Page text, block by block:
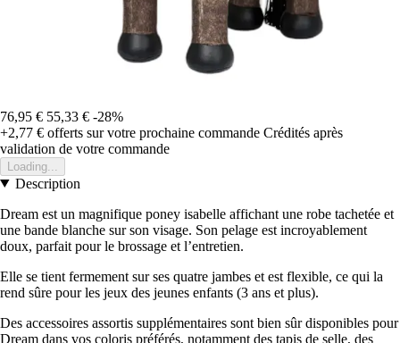
76,95 € 55,33 € -28%
+2,77 € offerts sur votre prochaine commande Crédités après
validation de votre commande
Loading...
Description
Dream est un magnifique poney isabelle affichant une robe tachetée et
une bande blanche sur son visage. Son pelage est incroyablement
doux, parfait pour le brossage et l’entretien.
Elle se tient fermement sur ses quatre jambes et est flexible, ce qui la
rend sûre pour les jeux des jeunes enfants (3 ans et plus).
Des accessoires assortis supplémentaires sont bien sûr disponibles pour
Dream dans vos coloris préférés, notamment des tapis de selle, des